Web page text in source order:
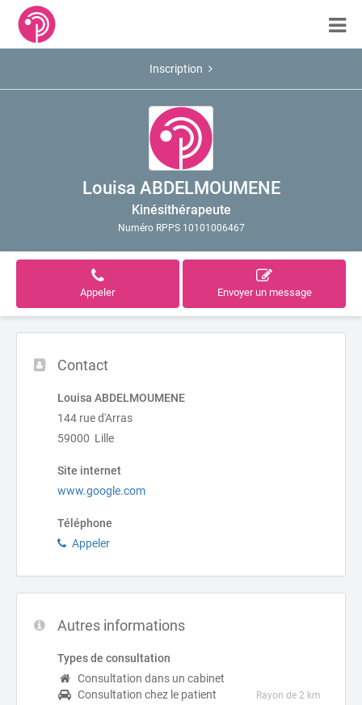
Inscription
Louisa ABDELMOUMENE
Kinésithérapeute
Numéro RPPS 10101006467
Appeler Envoyer un message
Contact
Louisa ABDELMOUMENE
144 rue d'Arras
59000 Lille
Site internet
www.google.com
Téléphone
Appeler
Autres informations
Types de consultation
Consultation dans un cabinet
Consultation chez le patient
Rayon de 2 km